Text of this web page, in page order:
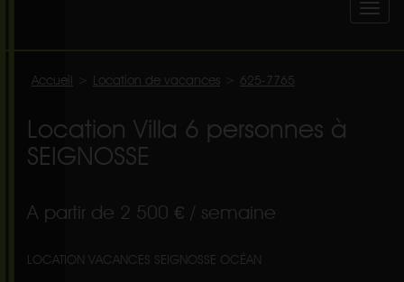
Accueil Location de vacances 625-7765
Location Villa 6 personnes à
SEIGNOSSE
A partir de 2 500 € / semaine
LOCATION VACANCES SEIGNOSSE OCÉAN